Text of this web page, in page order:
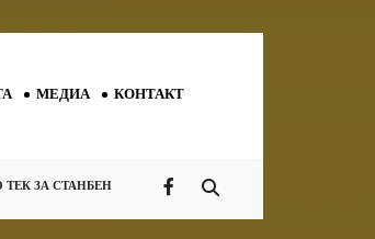
МЕДИА КОНТАКТ
ТЕК ЗА СТАНБЕН